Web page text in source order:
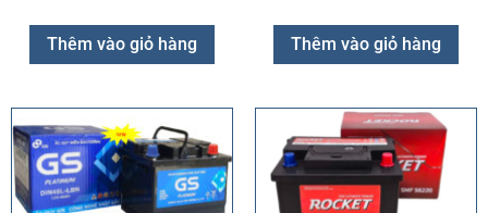
Thêm vào giỏ hàng Thêm vào giỏ hàng